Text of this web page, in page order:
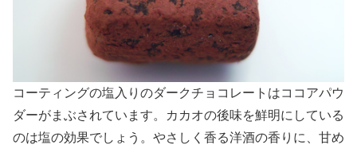
コーティングの塩入りのダークチョコレートはココアパウ
ダーがまぶされています。カカオの後味を鮮明にしている
のは塩の効果でしょう。やさしく香る洋酒の香りに、甘め